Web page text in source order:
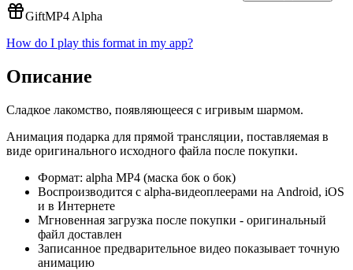
GiftMP4 Alpha
How do I play this format in my app?
Описание
Сладкое лакомство, появляющееся с игривым шармом.
Анимация подарка для прямой трансляции, поставляемая в
виде оригинального исходного файла после покупки.
Формат: alpha MP4 (маска бок о бок)
Воспроизводится с alpha-видеоплеерами на Android, iOS
и в Интернете
Мгновенная загрузка после покупки - оригинальный
файл доставлен
Записанное предварительное видео показывает точную
анимацию